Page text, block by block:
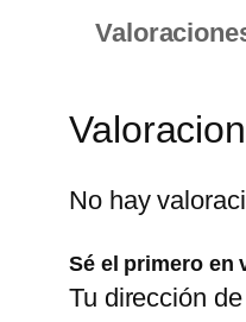
No hay
Sé el primero en
Tu dirección